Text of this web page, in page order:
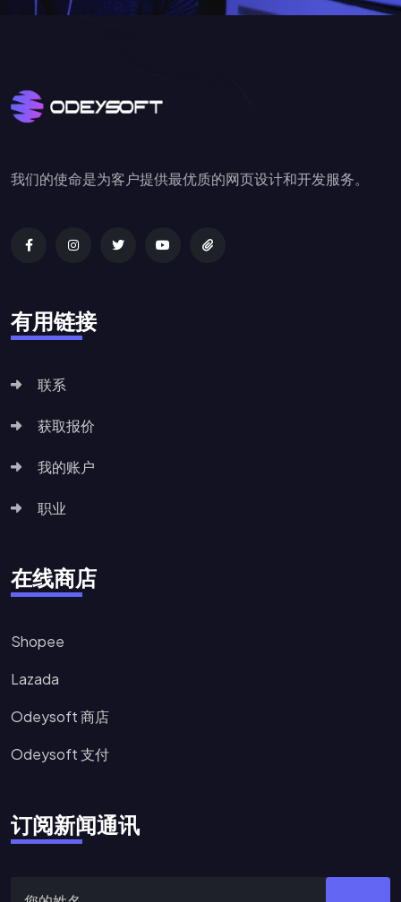
我们的使命是为客户提供最优质的网页设计和开发服务。
有用链接
联系
获取报价
我的账户
职业
在线商店
Shopee
Lazada
Odeysoft 商店
Odeysoft 支付
订阅新闻通讯